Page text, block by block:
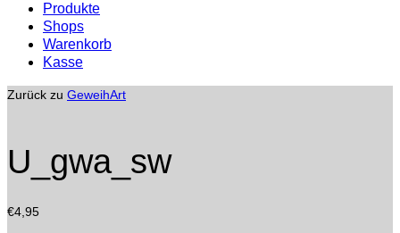
Produkte
Shops
Warenkorb
Kasse
Zurück zu GeweihArt
U_gwa_sw
€4,95